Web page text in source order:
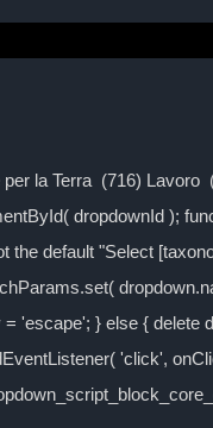
la Terra (716) Lavoro
dropdownId );
default "Select
'escape'; } else { delete
'click',